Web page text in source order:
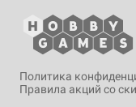
Политика
Правила акций со